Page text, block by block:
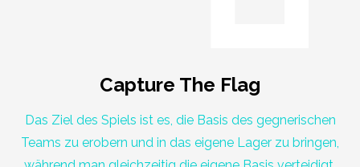
Capture The Flag
Das Ziel des Spiels ist es, die Basis des gegnerischen
Teams zu erobern und in das eigene Lager zu bringen,